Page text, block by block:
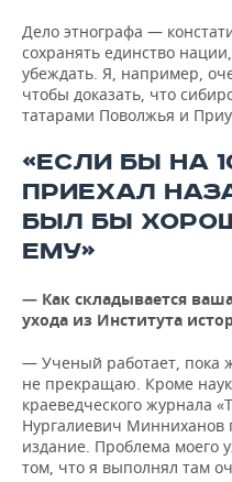
Дело этнографа —
сохранять единство
убеждать. Я, например,
чтобы доказать, что
татарами Поволжья и
«ЕСЛИ БЫ НА
ПРИЕХАЛ
БЫЛ БЫ
ЕМУ»
— Как складывается
ухода из Института
— Ученый работает, пока
не прекращаю. Кроме
краеведческого журнала
Нургалиевич Минниханов
издание. Проблема моего
том, что я выполнял там